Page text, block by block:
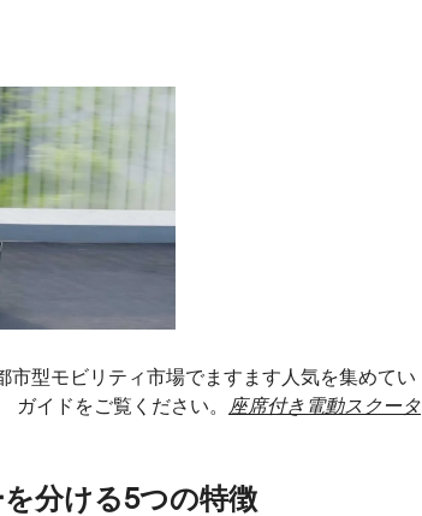
型モビリティ市場でますます人気を集めてい
ガイドをご覧ください。
座席付き電動スクータ
分ける5つの特徴